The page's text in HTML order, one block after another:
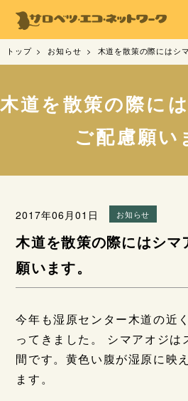
トップ お知らせ 木道を散策の際にはシ
木道を散策の際に
ご配慮願い
2017年06月01日 お知らせ
木道を散策の際にはシマ
願います。
今年も湿原センター木道の近
ってきました。 シマアオジは
間です。黄色い腹が湿原に映
ます。